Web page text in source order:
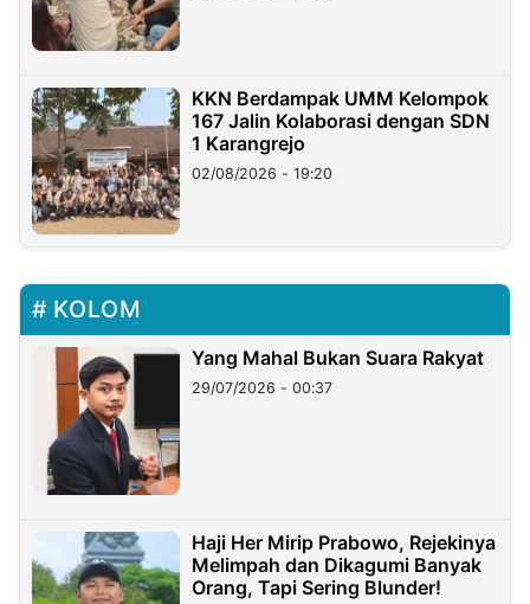
KKN Berdampak UMM Kelompok
167 Jalin Kolaborasi dengan SDN
1 Karangrejo
02/08/2026 - 19:20
KOLOM
Yang Mahal Bukan Suara Rakyat
29/07/2026 - 00:37
Haji Her Mirip Prabowo, Rejekinya
Melimpah dan Dikagumi Banyak
Orang, Tapi Sering Blunder!